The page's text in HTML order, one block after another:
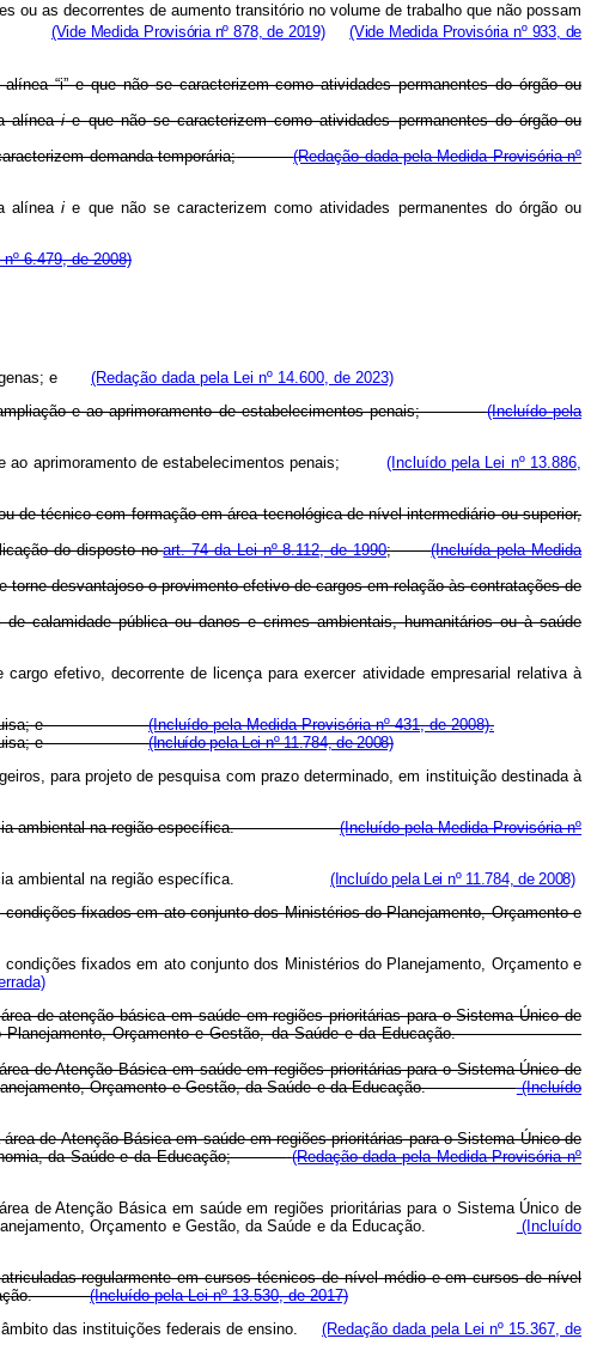
ou as decorrentes de aumento transitório no volume de trabalho que não possam
(Vide Medida Provisória nº 878, de 2019)
(Vide Medida Provisória nº 933, de
“i” e que não se caracterizem como atividades permanentes do órgão ou
alíneaie que não se caracterizem como atividades permanentes do órgão ou
demanda temporária;
(Redação dada pela Medida Provisória nº
alíneai e que não se caracterizem como atividades permanentes do órgão ou
6.479, de 2008)
e (Redação dada pela Lei nº 14.600, de 2023)
à ampliação e ao aprimoramento de estabelecimentos penais;(Incluído pela
e ao aprimoramento de estabelecimentos penais; (Incluído pela Lei nº 13.886,
de técnico com formação em área tecnológica de nível intermediário ou superior,
do disposto noart. 74 da Lei nº 8.112, de 1990;
(Incluída pela Medida
desvantajoso o provimento efetivo de cargos em relação às contratações de
calamidade pública ou danos e crimes ambientais, humanitários ou à saúde
efetivo, decorrente de licença para exercer atividade empresarial relativa à
à pesquisa; e(Incluído pela Medida Provisória nº 431, de 2008).
à pesquisa; e(Incluído pela Lei nº 11.784, de 2008)
para projeto de pesquisa com prazo determinado, em instituição destinada à
emergência ambiental na região específica.(Incluído pela Medida Provisória nº
ambiental na região específica. (Incluído pela Lei nº 11.784, de 2008)
fixados em ato conjunto dos Ministérios do Planejamento, Orçamento e
fixados em ato conjunto dos Ministérios do Planejamento, Orçamento e
de atenção básica em saúde em regiões prioritárias para o Sistema Único de
do Planejamento, Orçamento e Gestão, da Saúde e da Educação.
de Atenção Básica em saúde em regiões prioritárias para o Sistema Único de
do Planejamento, Orçamento e Gestão, da Saúde e da Educação.(Incluído
de Atenção Básica em saúde em regiões prioritárias para o Sistema Único de
Economia, da Saúde e da Educação; (Redação dada pela Medida Provisória nº
de Atenção Básica em saúde em regiões prioritárias para o Sistema Único de
do Planejamento, Orçamento e Gestão, da Saúde e da Educação.
(Incluído
regularmente em cursos técnicos de nível médio e em cursos de nível
Educação.(Incluído pela Lei nº 13.530, de 2017)
das instituições federais de ensino.
(Redação dada pela Lei nº 15.367, de